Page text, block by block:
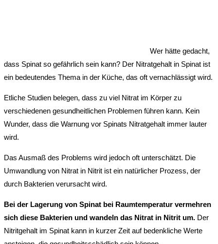
Wer hätte gedacht,
dass Spinat so gefährlich sein kann? Der Nitratgehalt in Spinat ist
ein bedeutendes Thema in der Küche, das oft vernachlässigt wird.
Etliche Studien belegen, dass zu viel Nitrat im Körper zu
verschiedenen gesundheitlichen Problemen führen kann. Kein
Wunder, dass die Warnung vor Spinats Nitratgehalt immer lauter
wird.
Das Ausmaß des Problems wird jedoch oft unterschätzt. Die
Umwandlung von Nitrat in Nitrit ist ein natürlicher Prozess, der
durch Bakterien verursacht wird.
Bei der Lagerung von Spinat bei Raumtemperatur vermehren
sich diese Bakterien und wandeln das Nitrat in Nitrit um. Der
Nitritgehalt im Spinat kann in kurzer Zeit auf bedenkliche Werte